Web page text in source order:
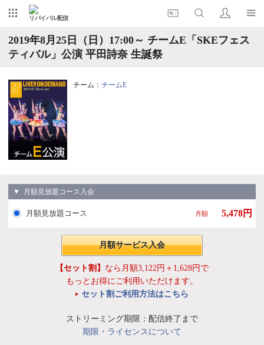
リバイバル配信
2019年8月25日（日）17:00～ チームE「SKEフェス
ティバル」公演 平田詩奈 生誕祭
チーム： チームE
▼ 月額見放題コース入会
月額見放題コース 月額 5,478円
月額サービス入会
【セット割】 なら月額3,122円＋1,628円で
もっとお得にご利用いただけます。
セット割ご利用方法はこちら
ストリーミング期限：配信終了まで
期限・ライセンスについて